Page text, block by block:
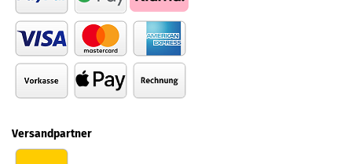
Versandpartner